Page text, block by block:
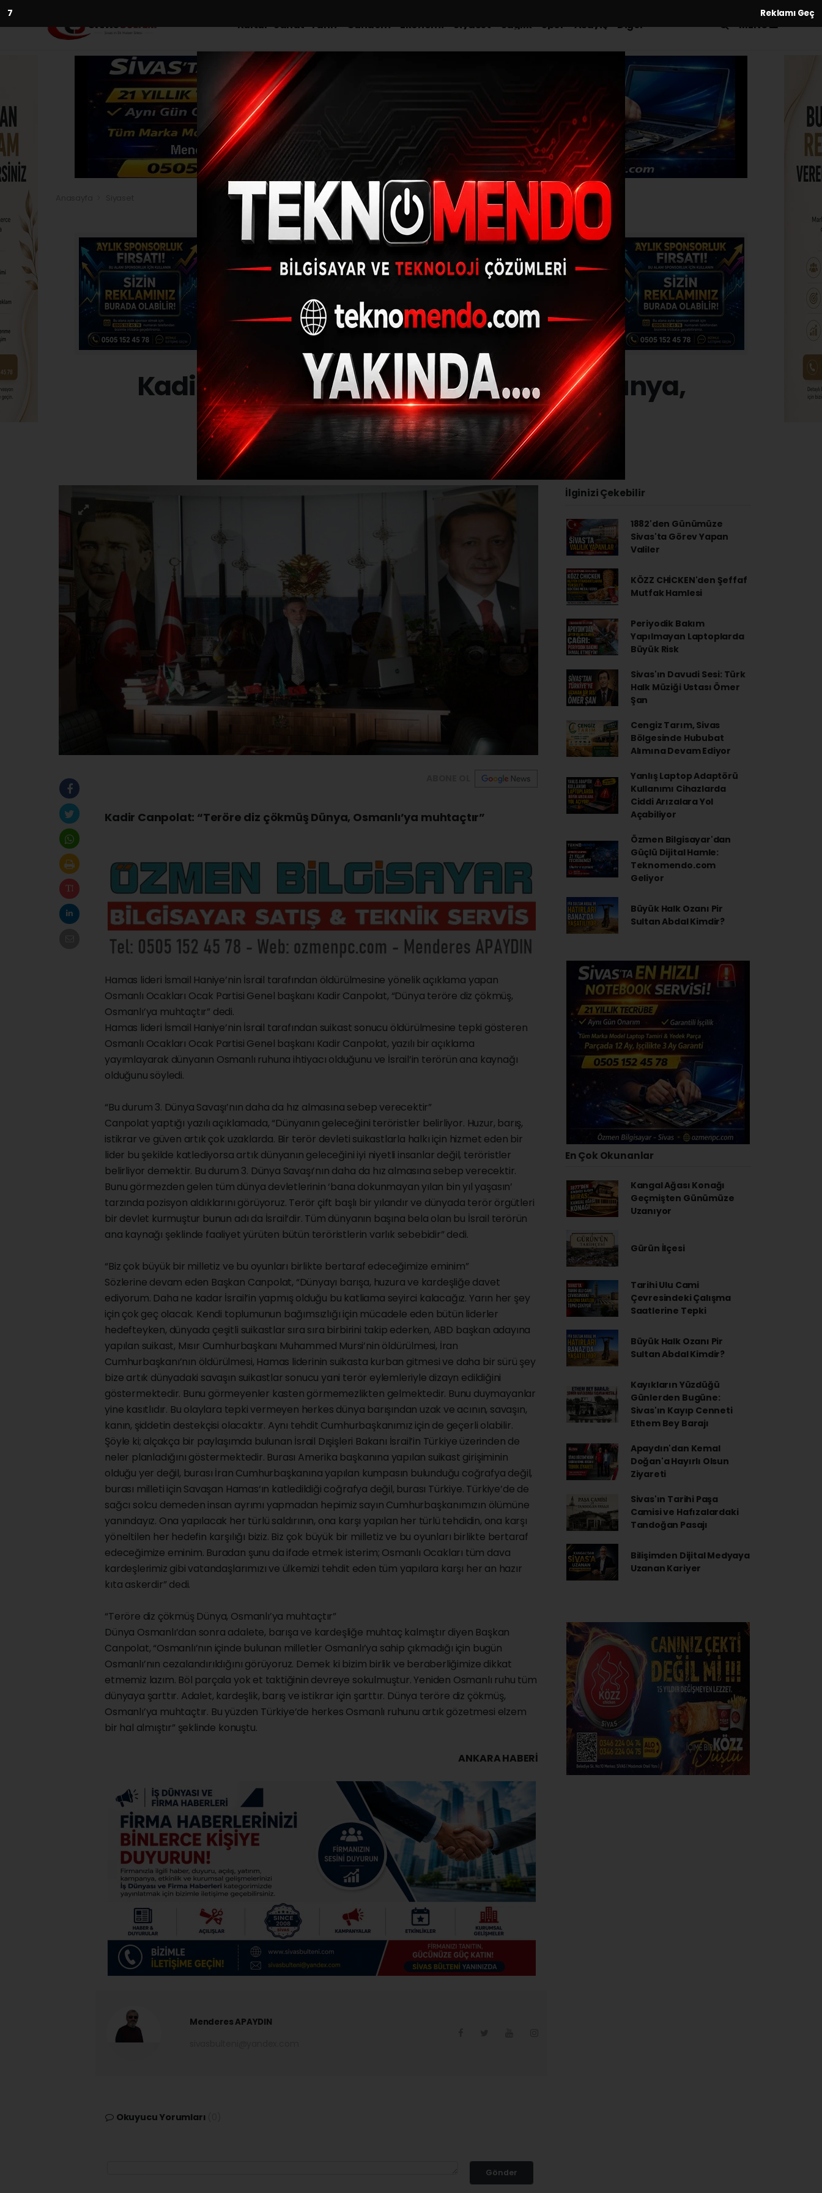
5 Reklamı Geç
Kültür-Sanat-Tarih Gündem Ekonomi Siyaset Sağlık Spor Asayiş Diğer MENÜ
Kadir Canpolat: “Teröre diz çökmüş Dünya,
Osmanlı’ya muhtaçtır”
(İHA) - İhlas Haber Ajansı | 31.07.2024 - 15:31, Güncelleme: 31.07.2024 - 15:20
Kadir Canpolat: “Teröre diz çökmüş Dünya, Osmanlı’ya muhtaçtır”
Hamas lideri İsmail Haniye’nin İsrail tarafından öldürülmesine yönelik açıklama yapan
Osmanlı Ocakları Ocak Partisi Genel başkanı Kadir Canpolat, “Dünya teröre diz çökmüş,
Osmanlı’ya muhtaçtır” dedi.
Hamas lideri İsmail Haniye’nin İsrail tarafından suikast sonucu öldürülmesine tepki gösteren
Osmanlı Ocakları Ocak Partisi Genel başkanı Kadir Canpolat, yazılı bir açıklama
yayımlayarak dünyanın Osmanlı ruhuna ihtiyacı olduğunu ve İsrail’in terörün ana kaynağı
olduğunu söyledi.
“Bu durum 3. Dünya Savaşı’nın daha da hız almasına sebep verecektir”
Canpolat yaptığı yazılı açıklamada, “Dünyanın geleceğini teröristler belirliyor. Huzur, barış,
istikrar ve güven artık çok uzaklarda. Bir terör devleti suikastlarla halkı için hizmet eden bir
lider bu şekilde katlediyorsa artık dünyanın geleceğini iyi niyetli insanlar değil, teröristler
belirliyor demektir. Bu durum 3. Dünya Savaşı’nın daha da hız almasına sebep verecektir.
Bunu görmezden gelen tüm dünya devletlerinin ‘bana dokunmayan yılan bin yıl yaşasın’
tarzında pozisyon aldıklarını görüyoruz. Terör çift başlı bir yılandır ve dünyada terör örgütleri
bir devlet kurmuştur bunun adı da İsrail‘dir. Tüm dünyanın başına bela olan bu İsrail terörün
ana kaynağı şeklinde faaliyet yürüten bütün teröristlerin varlık sebebidir” dedi.
“Biz çok büyük bir milletiz ve bu oyunları birlikte bertaraf edeceğimize eminim”
Sözlerine devam eden Başkan Canpolat, “Dünyayı barışa, huzura ve kardeşliğe davet
ediyorum. Daha ne kadar İsrail’in yapmış olduğu bu katliama seyirci kalacağız. Yarın her şey
için çok geç olacak. Kendi toplumunun bağımsızlığı için mücadele eden bütün liderler
hedefteyken, dünyada çeşitli suikastlar sıra sıra birbirini takip ederken, ABD başkan adayına
yapılan suikast, Mısır Cumhurbaşkanı Muhammed Mursi’nin öldürülmesi, İran
Cumhurbaşkanı’nın öldürülmesi, Hamas liderinin suikasta kurban gitmesi ve daha bir sürü şey
bize artık dünyadaki savaşın suikastlar sonucu yani terör eylemleriyle dizayn edildiğini
göstermektedir. Bunu görmeyenler kasten görmemezlikten gelmektedir. Bunu duymayanlar
yine kasıtlıdır. Bu olaylara tepki vermeyen herkes dünya barışından uzak ve acının, savaşın,
kanın, şiddetin destekçisi olacaktır. Aynı tehdit Cumhurbaşkanımız için de geçerli olabilir.
Şöyle ki; alçakça bir paylaşımda bulunan İsrail Dışişleri Bakanı İsrail’in Türkiye üzerinden de
neler planladığını göstermektedir. Burası Amerika başkanına yapılan suikast girişiminin
olduğu yer değil, burası İran Cumhurbaşkanına yapılan kumpasın bulunduğu coğrafya değil,
burası milleti için Savaşan Hamas‘ın katledildiği coğrafya değil, burası Türkiye. Türkiye’de de
sağcı solcu demeden insan ayrımı yapmadan hepimiz sayın Cumhurbaşkanımızın ölümüne
yanındayız. Ona yapılacak her türlü saldırının, ona karşı yapılan her türlü tehdidin, ona karşı
yöneltilen her hedefin karşılığı biziz. Biz çok büyük bir milletiz ve bu oyunları birlikte bertaraf
edeceğimize eminim. Buradan şunu da ifade etmek isterim; Osmanlı Ocakları tüm dava
kardeşlerimiz gibi vatandaşlarımızı ve ülkemizi tehdit eden tüm yapılara karşı her an hazır
kıta askerdir” dedi.
“Teröre diz çökmüş Dünya, Osmanlı’ya muhtaçtır”
Dünya Osmanlı’dan sonra adalete, barışa ve kardeşliğe muhtaç kalmıştır diyen Başkan
Canpolat, “Osmanlı’nın içinde bulunan milletler Osmanlı’ya sahip çıkmadığı için bugün
Osmanlı’nın cezalandırıldığını görüyoruz. Demek ki bizim birlik ve beraberliğimize dikkat
etmemiz lazım. Böl parçala yok et taktiğinin devreye sokulmuştur. Yeniden Osmanlı ruhu tüm
dünyaya şarttır. Adalet, kardeşlik, barış ve istikrar için şarttır. Dünya teröre diz çökmüş,
Osmanlı’ya muhtaçtır. Bu yüzden Türkiye’de herkes Osmanlı ruhunu artık gözetmesi elzem
bir hal almıştır” şeklinde konuştu.
ANKARA HABERİ
Menderes APAYDIN
Okuyucu Yorumları
Gönder
İlginizi Çekebilir
1882'den Günümüze
Sivas'ta Görev Yapan
Valiler
KÖZZ CHİCKEN'den Şeffaf
Mutfak Hamlesi
Periyodik Bakım
Yapılmayan Laptoplarda
Büyük Risk
Sivas'ın Davudi Sesi: Türk
Halk Müziği Ustası Ömer
Şan
Cengiz Tarım, Sivas
Bölgesinde Hububat
Alımına Devam Ediyor
Yanlış Laptop Adaptörü
Kullanımı Cihazlarda
Ciddi Arızalara Yol
Açabiliyor
Özmen Bilgisayar'dan
Güçlü Dijital Hamle:
Teknomendo.com
Geliyor
Büyük Halk Ozanı Pir
Sultan Abdal Kimdir?
En Çok Okunanlar
Kangal Ağası Konağı
Geçmişten Günümüze
Uzanıyor
Gürün İlçesi
Tarihi Ulu Cami
Çevresindeki Çalışma
Saatlerine Tepki
Büyük Halk Ozanı Pir
Sultan Abdal Kimdir?
Kayıkların Yüzdüğü
Günlerden Bugüne:
Sivas'ın Kayıp Cenneti
Ethem Bey Barajı
Apaydın'dan Kemal
Doğan'a Hayırlı Olsun
Ziyareti
Sivas'ın Tarihi Paşa
Camisi ve Hafızalardaki
Tandoğan Pasajı
Bilişimden Dijital Medyaya
Uzanan Kariyer